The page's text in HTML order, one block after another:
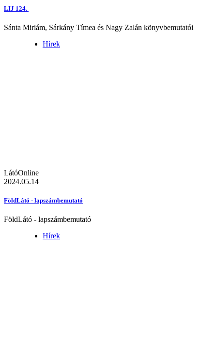
LIJ 124.
Sánta Miriám, Sárkány Tímea és Nagy Zalán könyvbemutatói
Hírek
LátóOnline
2024.05.14
FöldLátó - lapszámbemutató
FöldLátó - lapszámbemutató
Hírek